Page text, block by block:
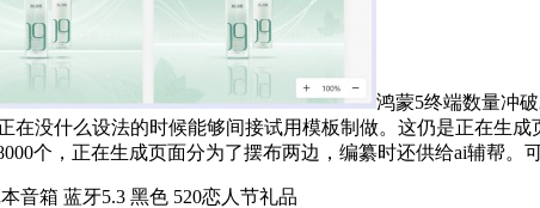
鸿蒙5终端数量冲
没什么设法的时候能够间接试用模板制做。这仍是正在生
个，正在生成页面分为了摆布两边，编纂时还供给ai辅帮。
箱 蓝牙5.3 黑色 520恋人节礼品